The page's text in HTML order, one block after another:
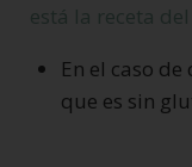
está la receta
En el caso
que es sin